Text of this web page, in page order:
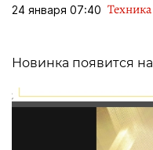
24 января 07:40 Техника
Новинка появится